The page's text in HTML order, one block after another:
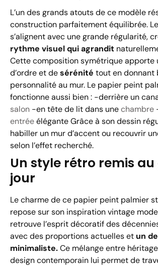
L’un des grands atouts de ce modèle
construction parfaitement équilibrée.
s’alignent avec une grande régularité,
rythme visuel qui agrandit
Cette composition symétrique apporte
d’ordre et desérénité tout en donnant
personnalité au mur. Le papier peint
fonctionne aussi bien : -derrière un
salon -en tête de lit dans unechambre
entréeélégante Grâce à son dessin
habiller un mur d’accent ou recouvrir
selon l’effet recherché.
Un style rétro remis
jour
Le charme de ce papier peint palmier
repose sur son inspiration vintage
retrouve l’esprit décoratif des
avec des proportions actuelles et un
minimaliste.Ce mélange entre
design contemporain lui permet de